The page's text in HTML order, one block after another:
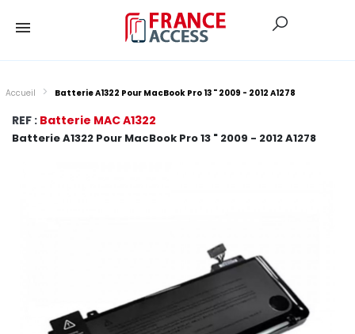
Accueil Batterie A1322 Pour MacBook Pro 13 " 2009 - 2012 A1278
REF : Batterie MAC A1322
Batterie A1322 Pour MacBook Pro 13 " 2009 - 2012 A1278